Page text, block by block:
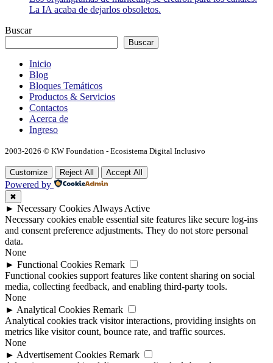
La IA acaba de dejarlos obsoletos.
Buscar
Buscar
Inicio
Blog
Bloques Temáticos
Productos & Servicios
Contactos
Acerca de
Ingreso
2003-2026 © KW Foundation - Ecosistema Digital Inclusivo
Customize Reject All Accept All
Powered by
✖
► Necessary Cookies Always Active
Necessary cookies enable essential site features like secure log-ins
and consent preference adjustments. They do not store personal
data.
None
► Functional Cookies Remark
Functional cookies support features like content sharing on social
media, collecting feedback, and enabling third-party tools.
None
► Analytical Cookies Remark
Analytical cookies track visitor interactions, providing insights on
metrics like visitor count, bounce rate, and traffic sources.
None
► Advertisement Cookies Remark